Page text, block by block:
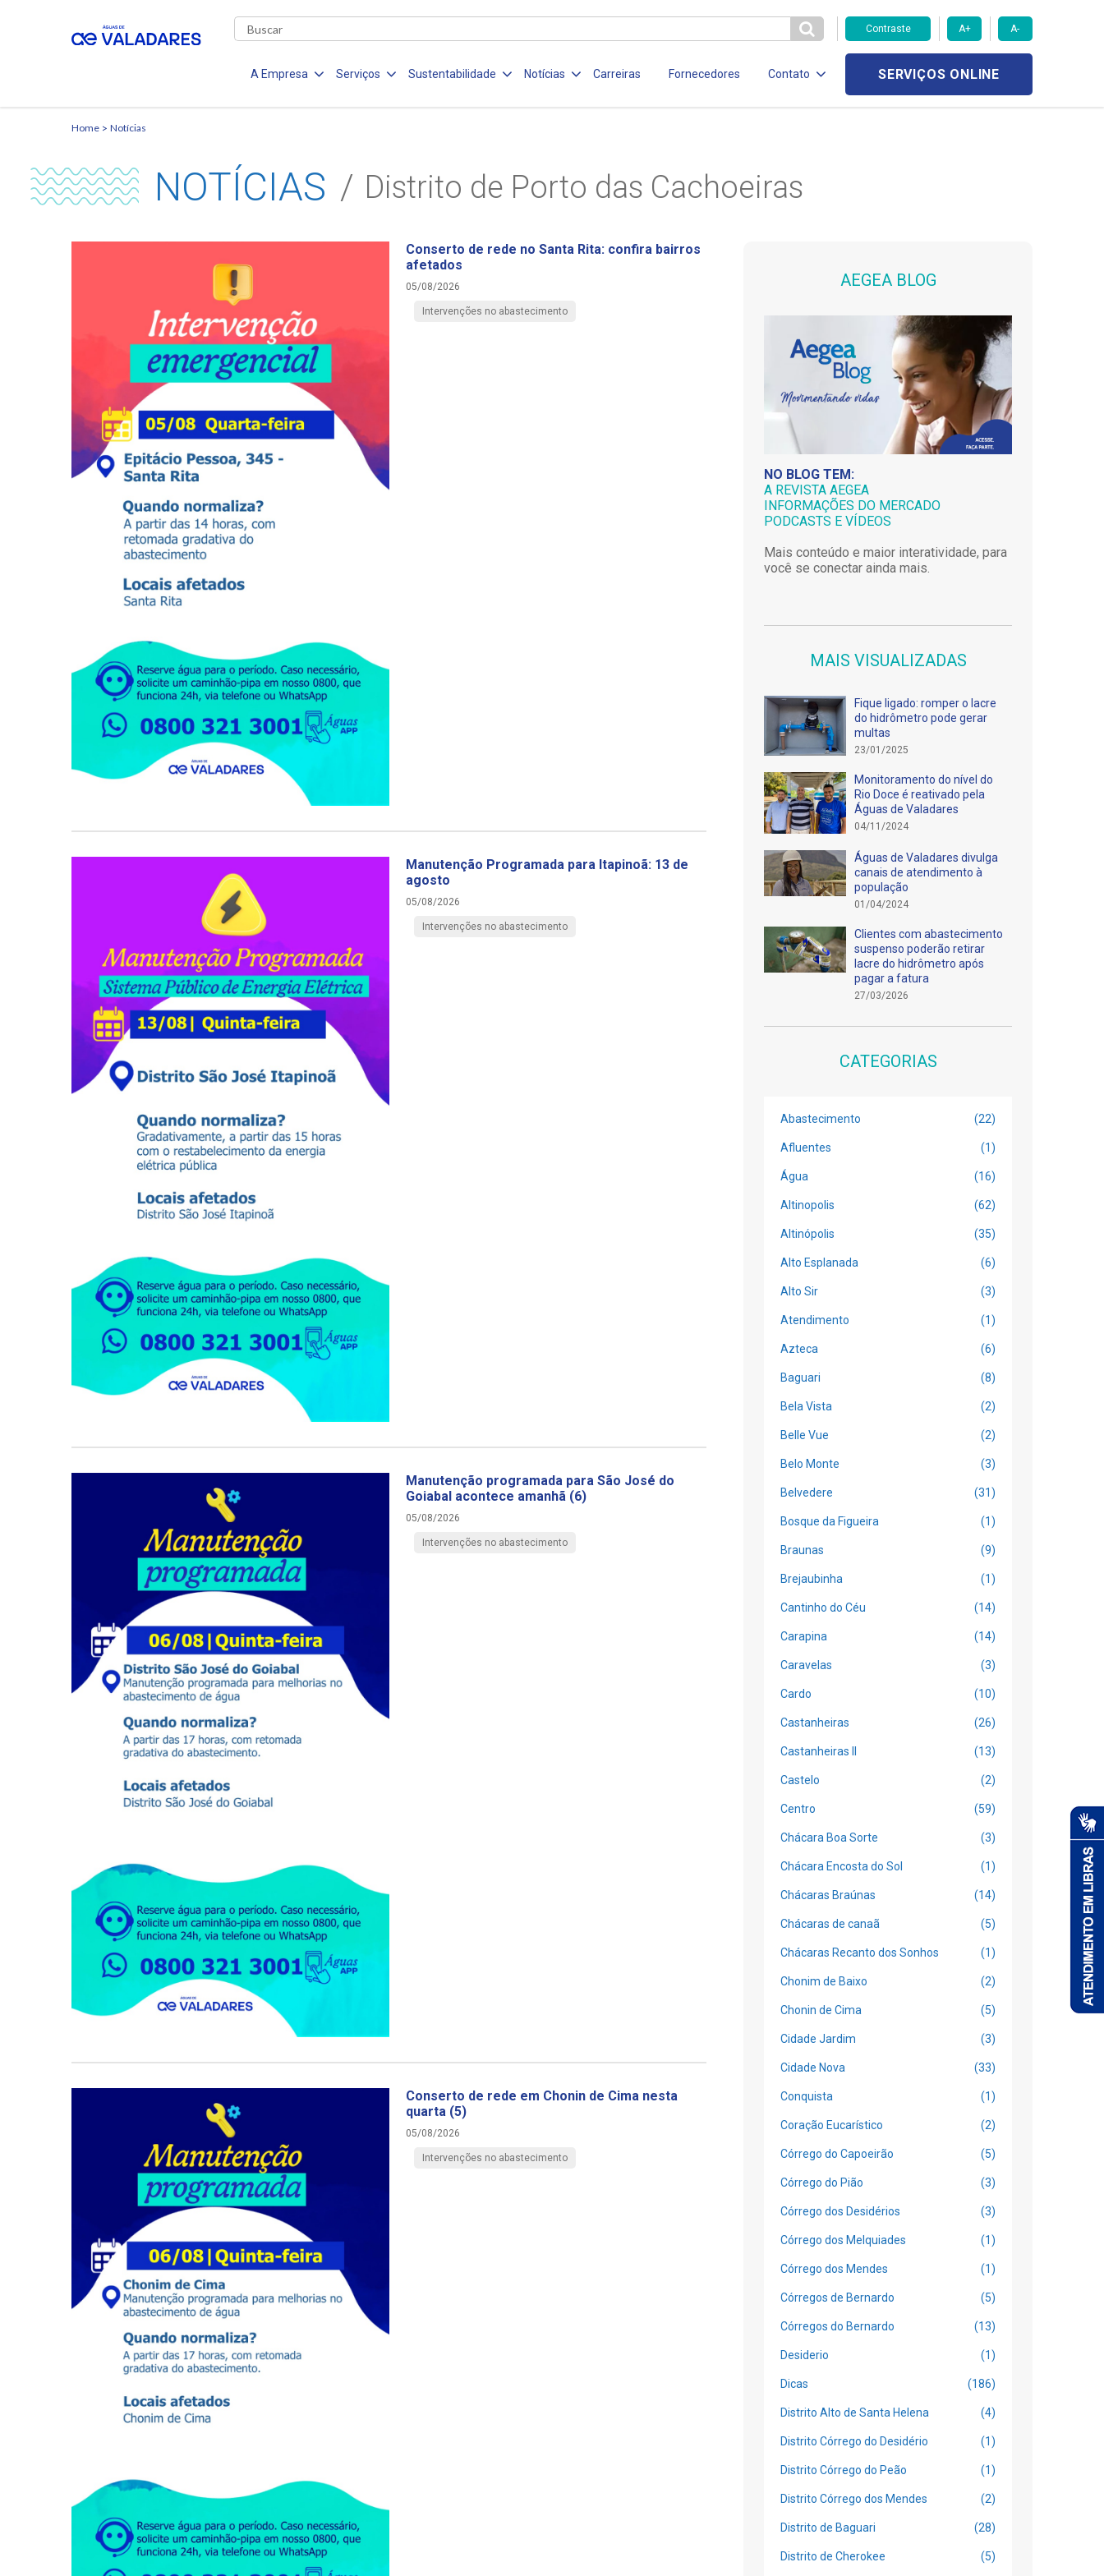
Contraste A+ A-
A Empresa Serviços Sustentabilidade Notícias Carreiras Fornecedores Contato SERVIÇOS ONLINE
Home Notícias
NOTÍCIAS Distrito de Porto das Cachoeiras
Conserto de rede no Santa Rita: confira bairros
afetados
05/08/2026
Intervenções no abastecimento
Manutenção Programada para Itapinoã: 13 de
agosto
05/08/2026
Intervenções no abastecimento
Manutenção programada para São José do
Goiabal acontece amanhã (6)
05/08/2026
Intervenções no abastecimento
Conserto de rede em Chonin de Cima nesta
quarta (5)
05/08/2026
Intervenções no abastecimento
AEGEA BLOG
NO BLOG TEM:
A REVISTA AEGEA
INFORMAÇÕES DO MERCADO
PODCASTS E VÍDEOS
Mais conteúdo e maior interatividade, para
você se conectar ainda mais.
MAIS VISUALIZADAS
Fique ligado: romper o lacre
do hidrômetro pode gerar
multas
23/01/2025
Monitoramento do nível do
Rio Doce é reativado pela
Águas de Valadares
04/11/2024
Águas de Valadares divulga
canais de atendimento à
população
01/04/2024
Clientes com abastecimento
suspenso poderão retirar
lacre do hidrômetro após
pagar a fatura
27/03/2026
CATEGORIAS
Abastecimento (22)
Afluentes (1)
Água (16)
Altinopolis (62)
Altinópolis (35)
Alto Esplanada (6)
Alto Sir (3)
Atendimento (1)
Azteca (6)
Baguari (8)
Bela Vista (2)
Belle Vue (2)
Belo Monte (3)
Belvedere (31)
Bosque da Figueira (1)
Braunas (9)
Brejaubinha (1)
Cantinho do Céu (14)
Carapina (14)
Caravelas (3)
Cardo (10)
Castanheiras (26)
Castanheiras II (13)
Castelo (2)
Centro (59)
Chácara Boa Sorte (3)
Chácara Encosta do Sol (1)
Chácaras Braúnas (14)
Chácaras de canaã (5)
Chácaras Recanto dos Sonhos (1)
Chonim de Baixo (2)
Chonin de Cima (5)
Cidade Jardim (3)
Cidade Nova (33)
Conquista (1)
Coração Eucarístico (2)
Córrego do Capoeirão (5)
Córrego do Pião (3)
Córrego dos Desidérios (3)
Córrego dos Melquiades (1)
Córrego dos Mendes (1)
Córregos de Bernardo (5)
Córregos do Bernardo (13)
Desiderio (1)
Dicas (186)
Distrito Alto de Santa Helena (4)
Distrito Córrego do Desidério (1)
Distrito Córrego do Peão (1)
Distrito Córrego dos Mendes (2)
Distrito de Baguari (28)
Distrito de Cherokee (5)